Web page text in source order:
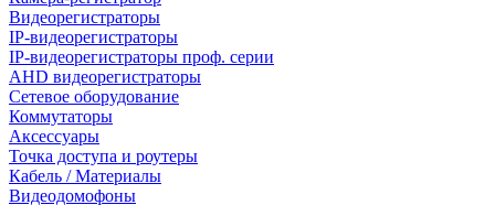
Видеорегистраторы
IP-видеорегистраторы
IP-видеорегистраторы проф. серии
AHD видеорегистраторы
Сетевое оборудование
Коммутаторы
Аксессуары
Точка доступа и роутеры
Кабель / Материалы
Видеодомофоны